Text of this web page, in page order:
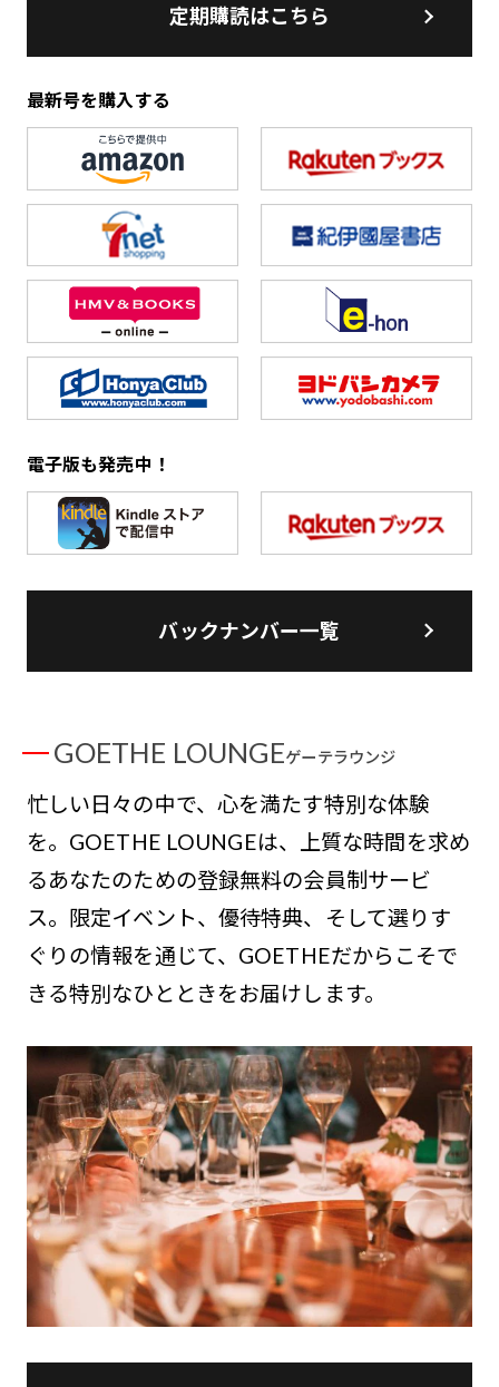
定期購読はこちら
最新号を購入する
電子版も発売中！
バックナンバー一覧
GOETHE LOUNGEゲーテラウンジ
忙しい日々の中で、心を満たす特別な体験
を。GOETHE LOUNGEは、上質な時間を求め
るあなたのための登録無料の会員制サービ
ス。限定イベント、優待特典、そして選りす
ぐりの情報を通じて、GOETHEだからこそで
きる特別なひとときをお届けします。